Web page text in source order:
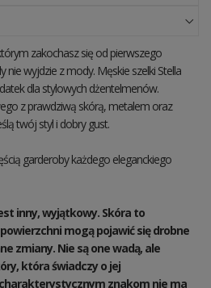
zakochasz się od pierwszego
nie wyjdzie z mody. Męskie szelki Stella
dla stylowych dżentelmenów.
z prawdziwą skórą, metalem oraz
twój styl i dobry gust.
garderoby każdego eleganckiego
inny, wyjątkowy. Skóra to
mogą pojawić się drobne
zmiany. Nie są one wadą, ale
która świadczy o jej
znakom nie ma